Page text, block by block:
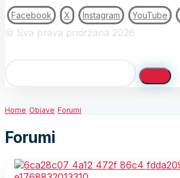
Facebook X Instagram YouTube
© Sva prava pridržana 2026
Home Objave Forumi
Forumi